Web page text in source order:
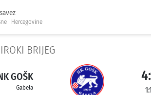
i Hercegovine
BRIJEG
GOŠK
Gabela